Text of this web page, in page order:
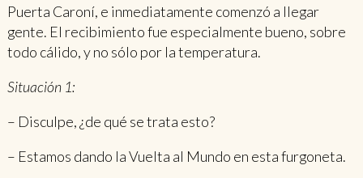
Puerta Caroní, e inmediatamente comenzó a llegar
gente. El recibimiento fue especialmente bueno, sobre
todo cálido, y no sólo por la temperatura.
Situación 1:
– Disculpe, ¿de qué se trata esto?
– Estamos dando la Vuelta al Mundo en esta furgoneta.